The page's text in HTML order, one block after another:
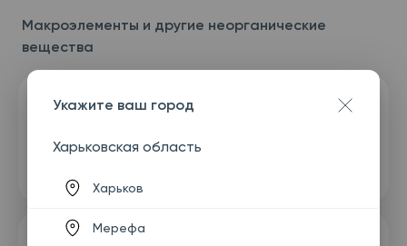
Макроэлементы и другие неорганические
вещества
Укажите ваш город
Харьковская область
Харьков
Мерефа